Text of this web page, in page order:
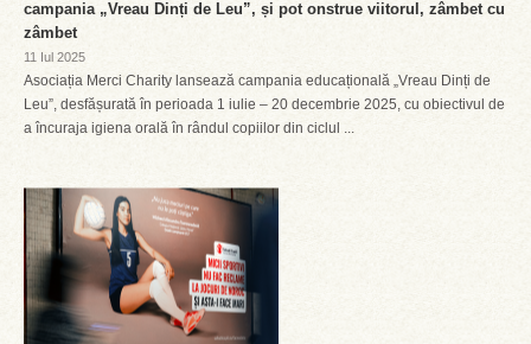
campania „Vreau Dinți de Leu”, și pot onstrue viitorul, zâmbet cu
zâmbet
11 Iul 2025
Asociația Merci Charity lansează campania educațională „Vreau Dinți de
Leu”, desfășurată în perioada 1 iulie – 20 decembrie 2025, cu obiectivul de
a încuraja igiena orală în rândul copiilor din ciclul ...